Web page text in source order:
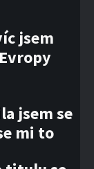
jsem
jsem se
mi to